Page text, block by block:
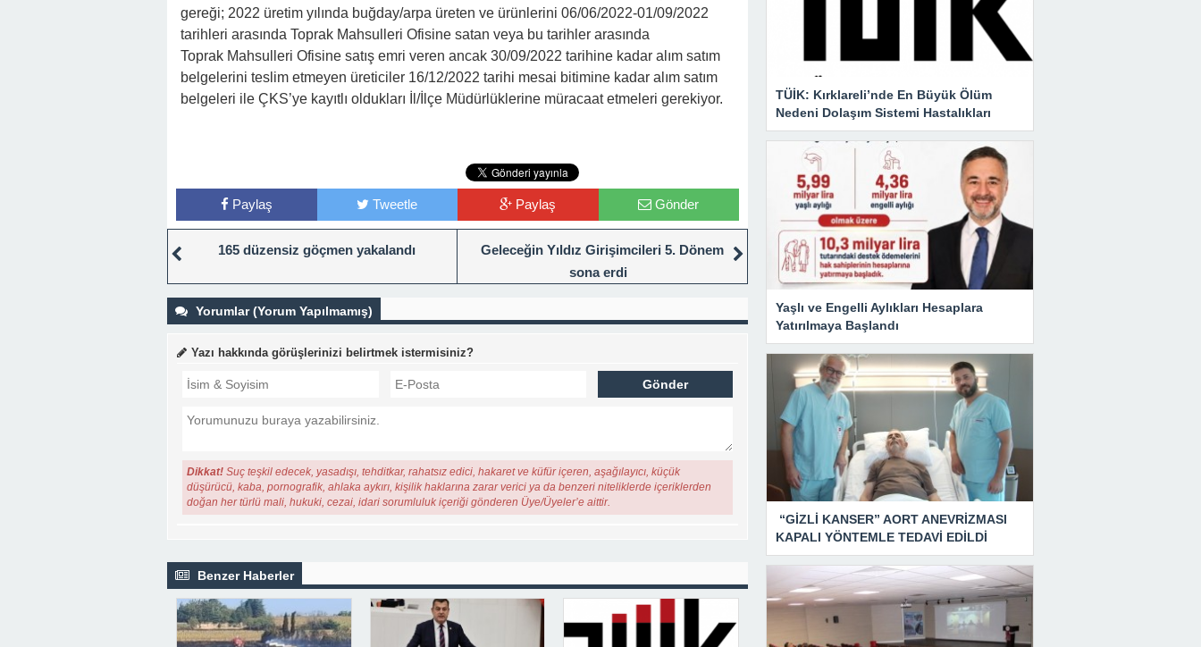
gereği; 2022 üretim yılında buğday/arpa üreten ve ürünlerini 06/06/2022-01/09/2022
tarihleri arasında Toprak Mahsulleri Ofisine satan veya bu tarihler arasında
Toprak Mahsulleri Ofisine satış emri veren ancak 30/09/2022 tarihine kadar alım satım
belgelerini teslim etmeyen üreticiler 16/12/2022 tarihi mesai bitimine kadar alım satım
belgeleri ile ÇKS’ye kayıtlı oldukları İl/İlçe Müdürlüklerine müracaat etmeleri gerekiyor.
Paylaş Tweetle Paylaş Gönder
165 düzensiz göçmen yakalandı
Geleceğin Yıldız Girişimcileri 5. Dönem
sona erdi
Yorumlar (Yorum Yapılmamış)
Yazı hakkında görüşlerinizi belirtmek istermisiniz?
Dikkat! Suç teşkil edecek, yasadışı, tehditkar, rahatsız edici, hakaret ve küfür içeren, aşağılayıcı, küçük
düşürücü, kaba, pornografik, ahlaka aykırı, kişilik haklarına zarar verici ya da benzeri niteliklerde içeriklerden
doğan her türlü mali, hukuki, cezai, idari sorumluluk içeriği gönderen Üye/Üyeler’e aittir.
Benzer Haberler
TÜİK: Kırklareli’nde En Büyük Ölüm
Nedeni Dolaşım Sistemi Hastalıkları
Yaşlı ve Engelli Aylıkları Hesaplara
Yatırılmaya Başlandı
“GİZLİ KANSER” AORT ANEVRİZMASI
KAPALI YÖNTEMLE TEDAVİ EDİLDİ